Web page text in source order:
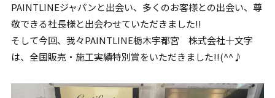
PAINTLINEジャパンと出会い、多くのお客様との出会い、尊
敬できる社長様と出会わせていただきました!!
そして今回、我々PAINTLINE栃木宇都宮 株式会社十文字
は、全国販売・施工実績特別賞をいただきました!!(^^♪